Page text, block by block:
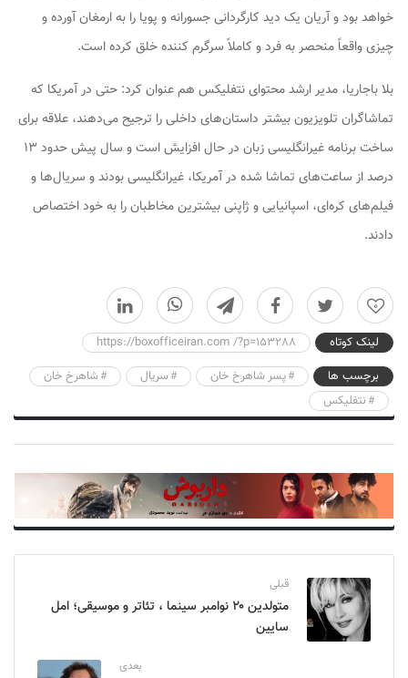
خواهد بود و آریان یک دید کارگردانی جسورانه و پویا را به ارمغان آورده و
چیزی واقعاً منحصر به فرد و کاملاً سرگرم کننده خلق کرده است.
بلا باجاریا، مدیر ارشد محتوای نتفلیکس هم عنوان کرد: حتی در آمریکا که
تماشاگران تلویزیون بیشتر داستان‌های داخلی را ترجیح می‌دهند، علاقه برای
ساخت برنامه غیرانگلیسی زبان در حال افزایش است و سال پیش حدود ۱۳
درصد از ساعت‌های تماشا شده در آمریکا، غیرانگلیسی بودند و سریال‌ها و
فیلم‌های کره‌ای، اسپانیایی و ژاپنی بیشترین مخاطبان را به خود اختصاص
دادند.
0
لینک کوتاه
https://boxofficeiran.com /?p=153288
برچسب ها
پسر شاهرخ خان سریال
شاهرخ خان
نتفلیکس
قبلی
متولدین ۲۰ نوامبر سینما ، تئاتر و موسیقی؛ امل
سایین
بعدی